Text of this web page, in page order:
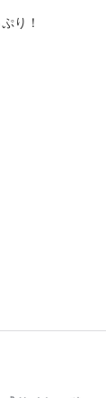
り！